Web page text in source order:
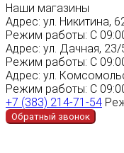
Наши магазины
Адрес: ул. Никитина,
Режим работы: С
Адрес: ул. Дачная, 23/
Режим работы: С
Адрес: ул.
Режим работы: С
+7 (383) 214-71-54
Обратный звонок